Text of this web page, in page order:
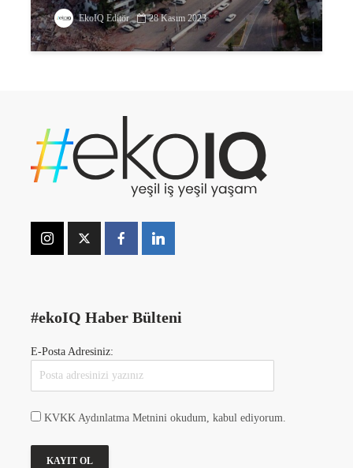
EkoIQ Editör 28 Kasım 2023
#ekoIQ Haber Bülteni
E-Posta Adresiniz:
KVKK Aydınlatma Metnini okudum, kabul ediyorum.